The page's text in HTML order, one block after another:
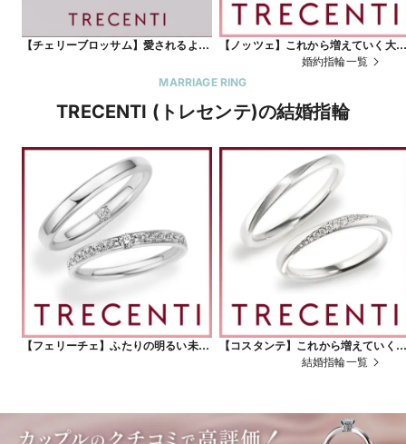
【チェリーブロッサム】愛されるよろ
【ノッツェ】これから増えていく大切
な記念日を祝福するリング
婚約指輪一覧
MARRIAGE RING
TRECENTI (トレセンテ)の結婚指輪
【フェリーチェ】ふたりの明るい未来
【コスタンテ】これから増えていく大
切な記念日を祝福するリング
結婚指輪一覧